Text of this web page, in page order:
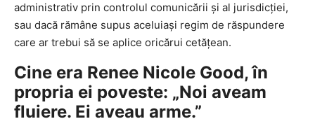
administrativ prin controlul comunicării și al jurisdicției,
sau dacă rămâne supus aceluiași regim de răspundere
care ar trebui să se aplice oricărui cetățean.
Cine era Renee Nicole Good, în
propria ei poveste: „Noi aveam
fluiere. Ei aveau arme.”